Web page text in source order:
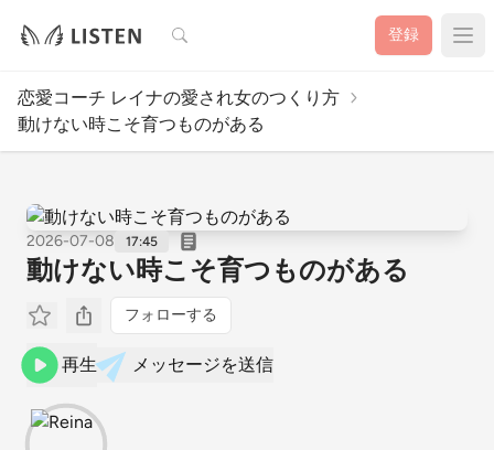
検索 登録
恋愛コーチ レイナの愛され女のつくり方
動けない時こそ育つものがある
2026-07-08 17:45
動けない時こそ育つものがある
フォローする
再生 メッセージを送信